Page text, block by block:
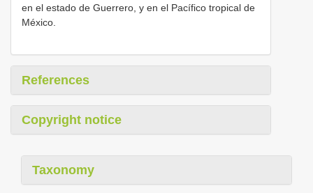
en el estado de Guerrero, y en el Pacífico tropical de
México.
References
Copyright notice
Taxonomy